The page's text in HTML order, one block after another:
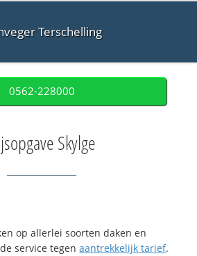
Terschelling
0562-228000
Skylge
op allerlei soorten daken en
service tegenaantrekkelijk tarief.